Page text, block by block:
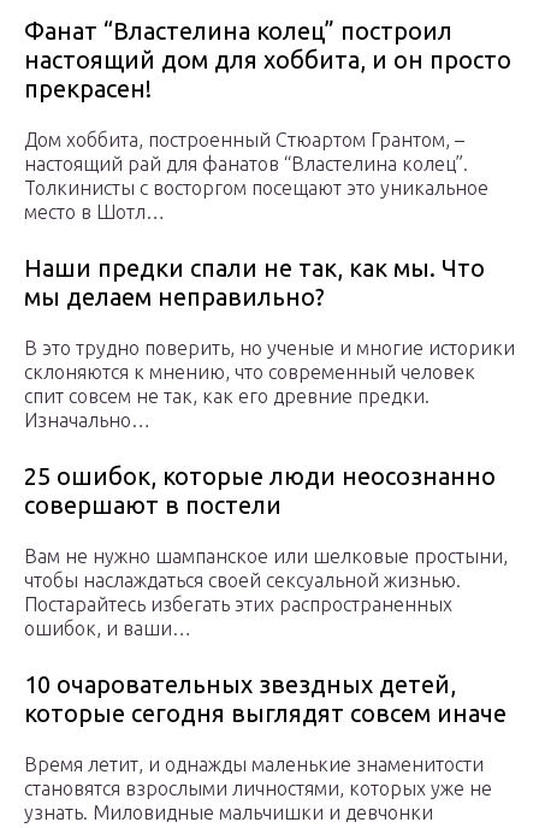
Фанат “Властелина колец” построил
настоящий дом для хоббита, и он просто
прекрасен!
Дом хоббита, построенный Стюартом Грантом, –
настоящий рай для фанатов “Властелина колец”.
Толкинисты с восторгом посещают это уникальное
место в Шотл…
Наши предки спали не так, как мы. Что
мы делаем неправильно?
В это трудно поверить, но ученые и многие историки
склоняются к мнению, что современный человек
спит совсем не так, как его древние предки.
Изначально…
25 ошибок, которые люди неосознанно
совершают в постели
Вам не нужно шампанское или шелковые простыни,
чтобы наслаждаться своей сексуальной жизнью.
Постарайтесь избегать этих распространенных
ошибок, и ваши…
10 очаровательных звездных детей,
которые сегодня выглядят совсем иначе
Время летит, и однажды маленькие знаменитости
становятся взрослыми личностями, которых уже не
узнать. Миловидные мальчишки и девчонки